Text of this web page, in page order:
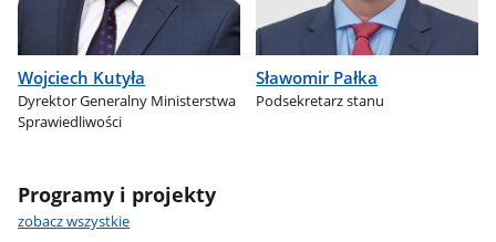
Wojciech Kutyła
Dyrektor Generalny Ministerstwa
Sprawiedliwości
Sławomir Pałka
Podsekretarz stanu
Programy i projekty
zobacz wszystkie